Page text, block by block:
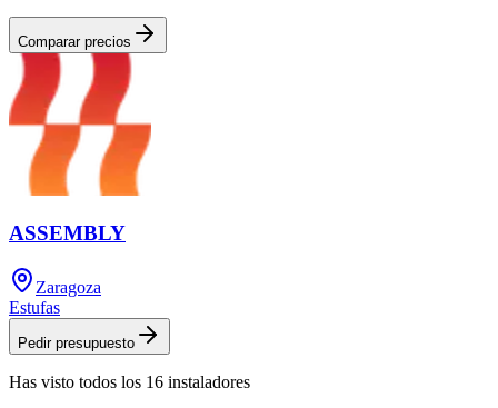
Comparar precios
ASSEMBLY
Zaragoza
Estufas
Pedir presupuesto
Has visto todos los 16 instaladores